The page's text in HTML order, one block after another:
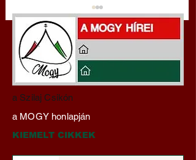
Mi lett a fiúklubokkal és
a férfi főiskolákkal?
(Paul Craig Roberts
jegyzete)
a Szilaj Csikón
a MOGY honlapján
KIEMELT CIKKEK